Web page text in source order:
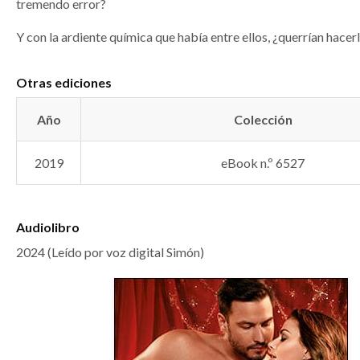
tremendo error?
Y con la ardiente química que había entre ellos, ¿querrían
Otras ediciones
Año Colección
2019 eBook n.º 6527
Audiolibro
2024 (Leído por voz digital Simón)